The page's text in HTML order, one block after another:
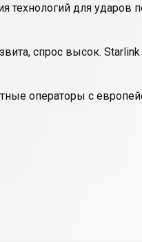
для ударов
спрос высок.
операторы с